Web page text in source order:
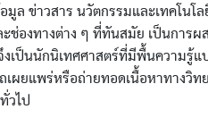
ล ข่าวสาร นวัตกรรมและเทคโนโล
ช่องทางต่าง ๆ ที่ทันสมัย เป็นการผ
เป็นนักนิเทศศาสตร์ที่มีพื้นความรู้แ
เผยแพร่หรือถ่ายทอดเนื้อหาทางวิท
วไป